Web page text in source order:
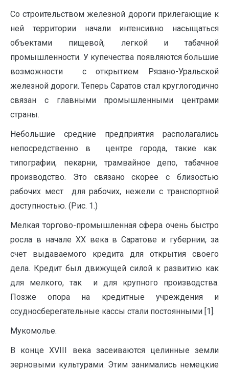
Со строительством железной дороги прилегающие к
ней территории начали интенсивно насыщаться
объектами пищевой, легкой и табачной
промышленности. У купечества появляются большие
возможности с открытием Рязано-Уральской
железной дороги. Теперь Саратов стал круглогодично
связан с главными промышленными центрами
страны.
Небольшие средние предприятия располагались
непосредственно в центре города, такие как
типографии, пекарни, трамвайное депо, табачное
производство. Это связано скорее с близостью
рабочих мест для рабочих, нежели с транспортной
доступностью. (Рис. 1.)
Мелкая торгово-промышленная сфера очень быстро
росла в начале ХХ века в Саратове и губернии, за
счет выдаваемого кредита для открытия своего
дела. Кредит был движущей силой к развитию как
для мелкого, так и для крупного производства.
Позже опора на кредитные учреждения и
ссудносберегательные кассы стали постоянными [1].
Мукомолье.
В конце XVIII века засеиваются целинные земли
зерновыми культурами. Этим занимались немецкие